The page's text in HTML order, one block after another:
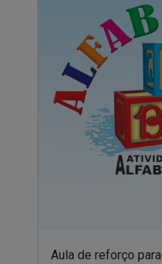
Aula de reforço